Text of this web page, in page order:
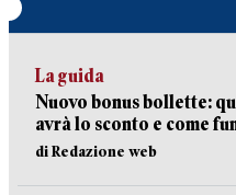
La guida
Nuovo bonus bollette:
avrà lo sconto e come
di Redazione web